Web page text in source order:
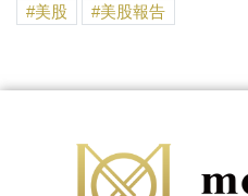
美股
美股報告